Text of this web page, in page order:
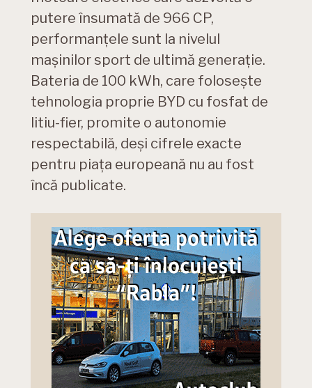
putere însumată de 966 CP,
performanțele sunt la nivelul
mașinilor sport de ultimă generație.
Bateria de 100 kWh, care folosește
tehnologia proprie BYD cu fosfat de
litiu-fier, promite o autonomie
respectabilă, deși cifrele exacte
pentru piața europeană nu au fost
încă publicate.